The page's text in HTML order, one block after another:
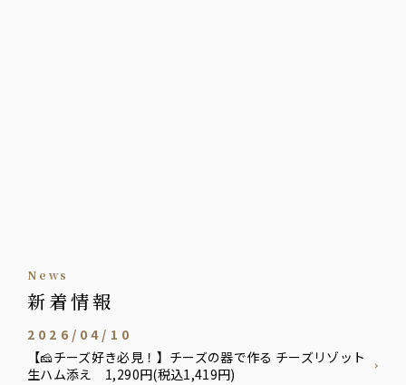
news
新着情報
2026/04/10
【🧀チーズ好き必見！】チーズの器で作る チーズリゾット
生ハム添え 1,290円(税込1,419円)